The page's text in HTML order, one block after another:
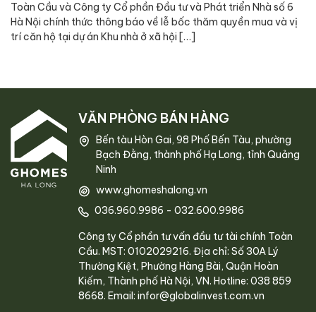
Toàn Cầu và Công ty Cổ phần Đầu tư và Phát triển Nhà số 6
Hà Nội chính thức thông báo về lễ bốc thăm quyền mua và vị
trí căn hộ tại dự án Khu nhà ở xã hội […]
VĂN PHÒNG BÁN HÀNG
Bến tàu Hòn Gai, 98 Phố Bến Tàu, phường
Bạch Đằng, thành phố Hạ Long, tỉnh Quảng
Ninh
www.ghomeshalong.vn
036.960.9986 - 032.600.9986
Công ty Cổ phần tư vấn đầu tư tài chính Toàn
Cầu. MST: 0102029216. Địa chỉ: Số 30A Lý
Thường Kiệt, Phường Hàng Bài, Quận Hoàn
Kiếm, Thành phố Hà Nội, VN. Hotline: 038 859
8668. Email: infor@globalinvest.com.vn